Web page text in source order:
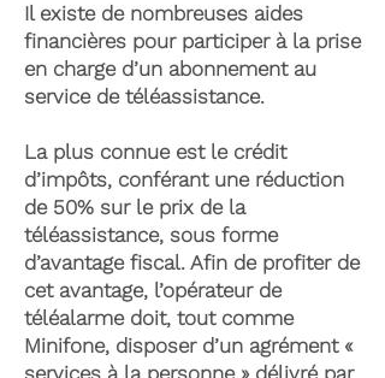
Il existe de nombreuses aides
financières pour participer à la prise
en charge d’un abonnement au
service de téléassistance.
La plus connue est le crédit
d’impôts, conférant une réduction
de 50% sur le prix de la
téléassistance, sous forme
d’avantage fiscal. Afin de profiter de
cet avantage, l’opérateur de
téléalarme doit, tout comme
Minifone, disposer d’un agrément «
services à la personne » délivré par